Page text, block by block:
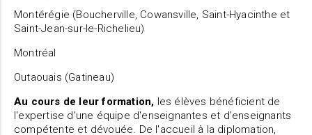
Montérégie (Boucherville, Cowansville, Saint-Hyacinthe et
Saint-Jean-sur-le-Richelieu)
Montréal
Outaouais (Gatineau)
Au cours de leur formation, les élèves bénéficient de
l'expertise d'une équipe d'enseignantes et d'enseignants
compétente et dévouée. De l'accueil à la diplomation,